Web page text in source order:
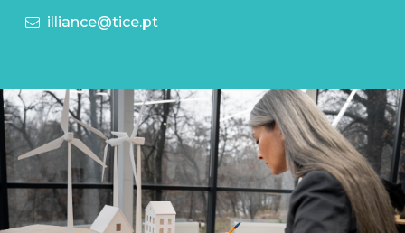
illiance@tice.pt